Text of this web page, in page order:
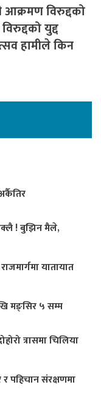
आक्रमण विरुद्दको
युद्द
हामीले किन
एक्लै ! बुझिन मैले,
यातायात
मङ्सिर ५ सम्म
त्रासमा चिलिया
पहिचान संरक्षणमा